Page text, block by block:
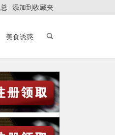
添加到收藏夹
美食诱惑